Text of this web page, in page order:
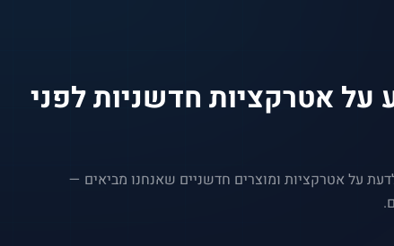
על אטרקציות חדשניות לפני
על אטרקציות ומוצרים חדשניים שאנחנו מביאים —